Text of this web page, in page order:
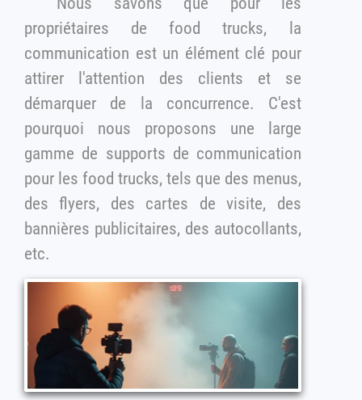
propriétaires de food trucks, la
communication est un élément clé pour
attirer l'attention des clients et se
démarquer de la concurrence. C'est
pourquoi nous proposons une large
gamme de supports de communication
pour les food trucks, tels que des menus,
des flyers, des cartes de visite, des
bannières publicitaires, des autocollants,
etc.